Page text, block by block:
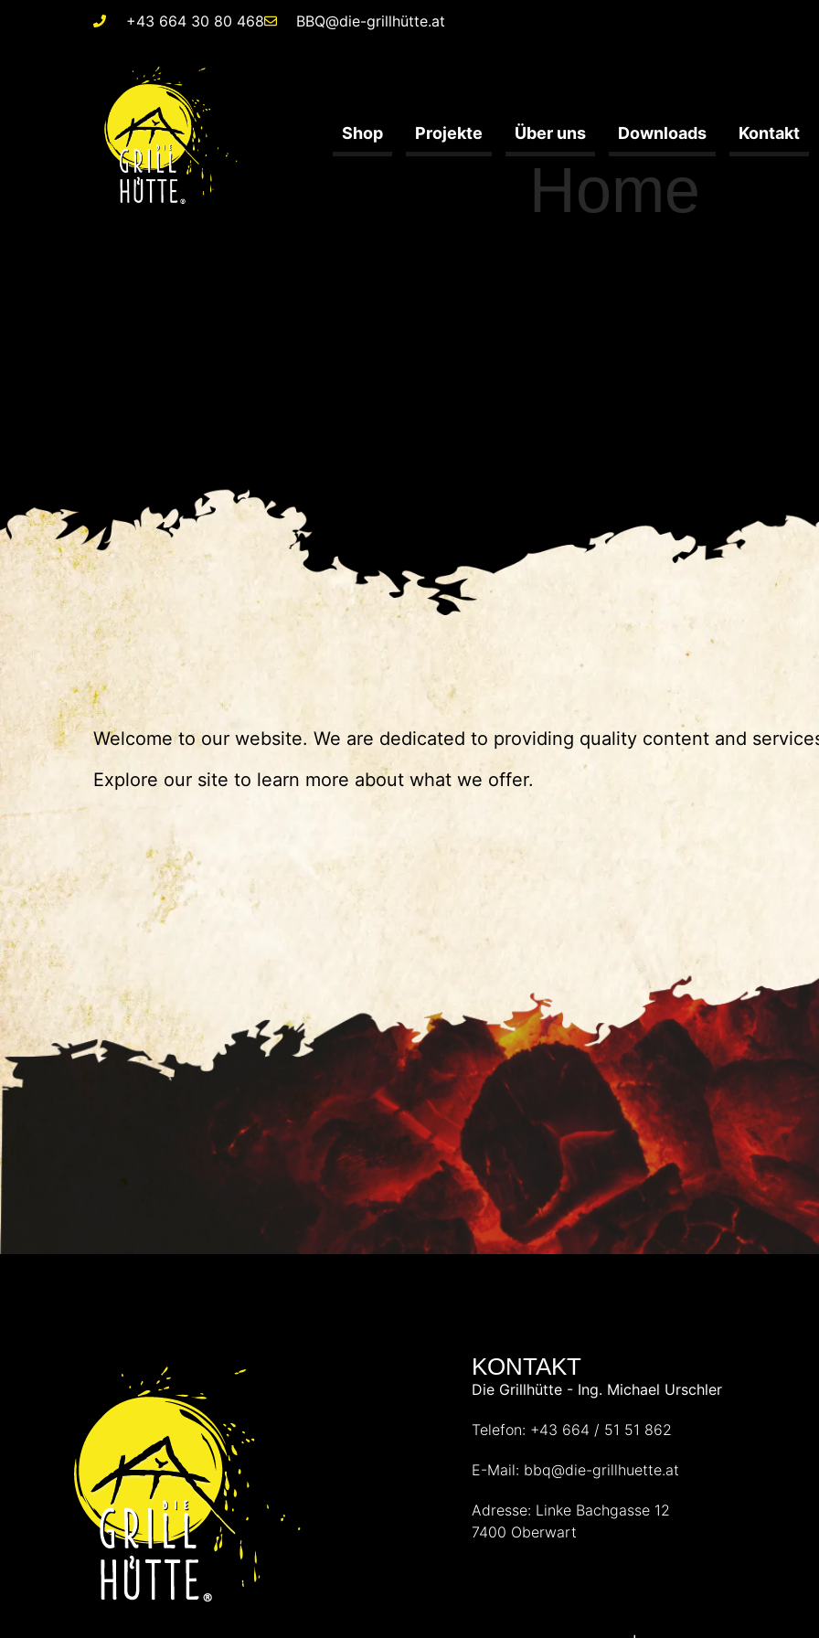
+43 664 30 80 468 BBQ@die-grillhütte.at
Shop Projekte Über uns Downloads Kontakt
Home
Welcome to our website. We are dedicated to providing quality content and
Explore our site to learn more about what we offer.
KONTAKT
Die Grillhütte - Ing. Michael Urschler
Telefon: +43 664 / 51 51 862
E-Mail: bbq@die-grillhuette.at
Adresse: Linke Bachgasse 12
7400 Oberwart